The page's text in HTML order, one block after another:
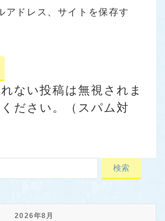
アドレス、サイトを保存す
ない投稿は無視されま
ださい。（スパム対
2026年8月